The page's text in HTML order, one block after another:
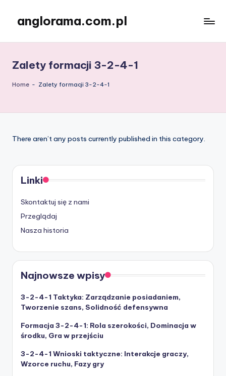
content
anglorama.com.pl
Zalety formacji 3-2-4-1
Home - Zalety formacji 3-2-4-1
There aren’t any posts currently published in this category.
Linki
Skontaktuj się z nami
Przeglądaj
Nasza historia
Najnowsze wpisy
3-2-4-1 Taktyka: Zarządzanie posiadaniem,
Tworzenie szans, Solidność defensywna
Formacja 3-2-4-1: Rola szerokości, Dominacja w
środku, Gra w przejściu
3-2-4-1 Wnioski taktyczne: Interakcje graczy,
Wzorce ruchu, Fazy gry